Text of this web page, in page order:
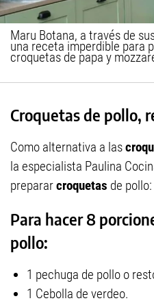
Maru Botana, a través de
una receta imperdible para
croquetas de papa y
Croquetas de pollo,
Como alternativa a las
la especialista Paulina
prepararcroquetas de pollo:
Para hacer 8
pollo:
1 pechuga de pollo o
1 Cebolla de verdeo.